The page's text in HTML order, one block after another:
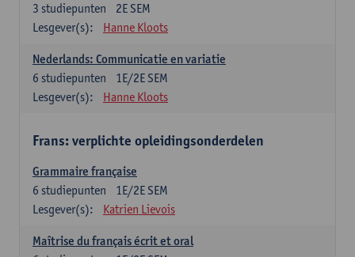
2E SEM
3 studiepunten
Lesgever(s):
Hanne Kloots
Nederlands: Communicatie en variatie
1E/2E SEM
6 studiepunten
Lesgever(s):
Hanne Kloots
Frans: verplichte opleidingsonderdelen
Grammaire française
1E/2E SEM
6 studiepunten
Lesgever(s):
Katrien Lievois
Maîtrise du français écrit et oral